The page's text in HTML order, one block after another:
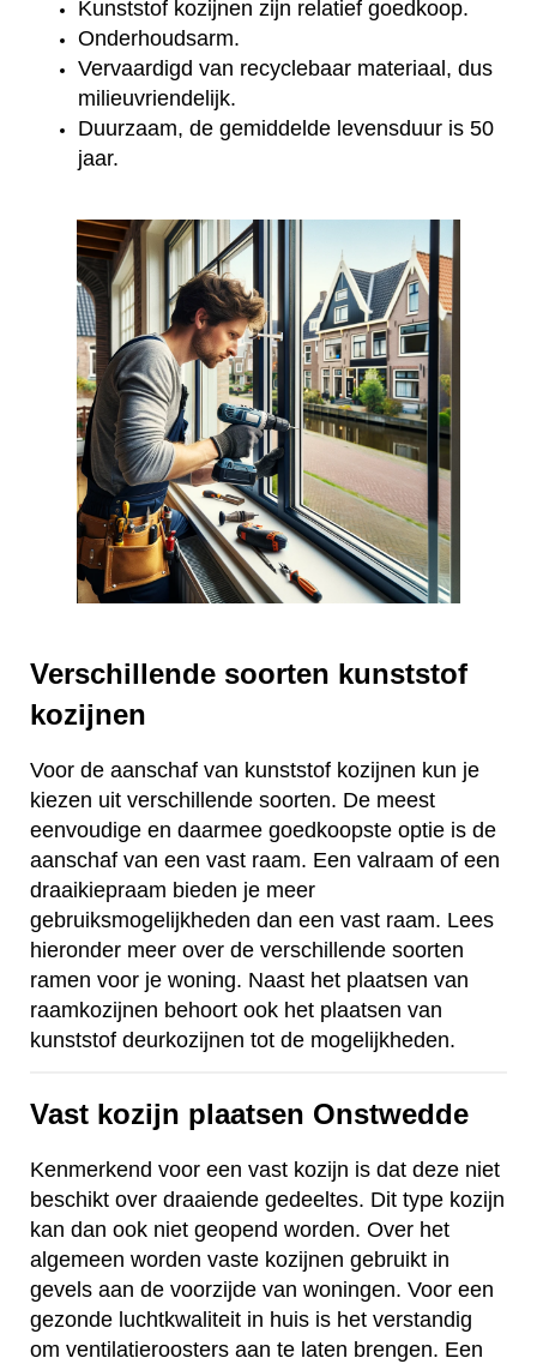
Kunststof kozijnen zijn relatief goedkoop.
Onderhoudsarm.
Vervaardigd van recyclebaar materiaal, dus
milieuvriendelijk.
Duurzaam, de gemiddelde levensduur is 50
jaar.
Verschillende soorten kunststof
kozijnen
Voor de aanschaf van kunststof kozijnen kun je
kiezen uit verschillende soorten. De meest
eenvoudige en daarmee goedkoopste optie is de
aanschaf van een vast raam. Een valraam of een
draaikiepraam bieden je meer
gebruiksmogelijkheden dan een vast raam. Lees
hieronder meer over de verschillende soorten
ramen voor je woning. Naast het plaatsen van
raamkozijnen behoort ook het plaatsen van
kunststof deurkozijnen tot de mogelijkheden.
Vast kozijn plaatsen Onstwedde
Kenmerkend voor een vast kozijn is dat deze niet
beschikt over draaiende gedeeltes. Dit type kozijn
kan dan ook niet geopend worden. Over het
algemeen worden vaste kozijnen gebruikt in
gevels aan de voorzijde van woningen. Voor een
gezonde luchtkwaliteit in huis is het verstandig
om ventilatieroosters aan te laten brengen. Een